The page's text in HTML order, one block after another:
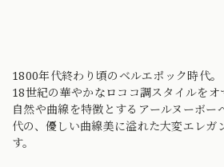
1800年代終わり頃のベルエポック時代。
18世紀の華やかなロココ調スタイルをオ
自然や曲線を特徴とするアールヌーボー
代の、優しい曲線美に溢れた大変エレガ
す。